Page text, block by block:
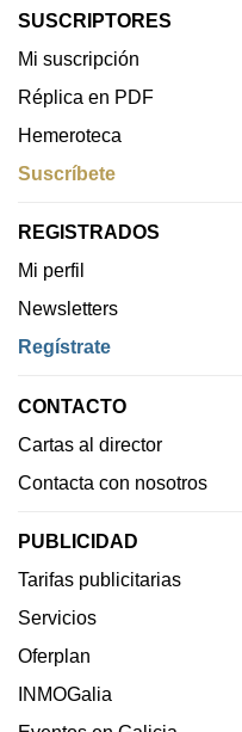
SUSCRIPTORES
Mi suscripción
Réplica en PDF
Hemeroteca
Suscríbete
REGISTRADOS
Mi perfil
Newsletters
Regístrate
CONTACTO
Cartas al director
Contacta con nosotros
PUBLICIDAD
Tarifas publicitarias
Servicios
Oferplan
INMOGalia